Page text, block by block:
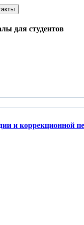
для студентов
и коррекционной